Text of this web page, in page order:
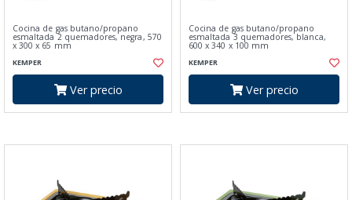
Cocina de gas butano/propano
esmaltada 2 quemadores, negra, 570
x 300 x 65 mm
KEMPER
Ver precio
Cocina de gas butano/propano
esmaltada 3 quemadores, blanca,
600 x 340 x 100 mm
KEMPER
Ver precio